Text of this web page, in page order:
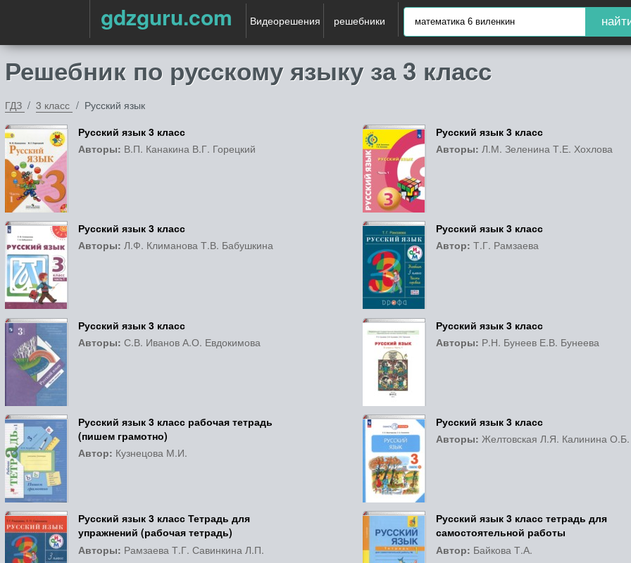
gdzguru.com Видеорешения решебники
Решебник по русскому языку за 3 класс
ГДЗ 3 класс
Русский язык
Русский язык 3 класс
Авторы: В.П. Канакина В.Г. Горецкий
Русский язык 3 класс
Авторы:Л.М. Зеленина Т.Е. Хохлова
Русский язык 3 класс
Авторы: Л.Ф. Климанова Т.В. Бабушкина
Русский язык 3 класс
Автор:Т.Г. Рамзаева
Русский язык 3 класс
Авторы: С.В. Иванов А.О. Евдокимова
Русский язык 3 класс
Авторы: Р.Н. Бунеев Е.В. Бунеева
Русский язык 3 класс рабочая тетрадь
(пишем грамотно)
Автор: Кузнецова М.И.
Русский язык 3 класс
Авторы:Желтовская Л.Я. Калинина О.Б.
Русский язык 3 класс Тетрадь для
упражнений (рабочая тетрадь)
Авторы: Рамзаева Т.Г. Савинкина Л.П.
Русский язык 3 класс тетрадь для
самостоятельной работы
Автор: Байкова Т.А.